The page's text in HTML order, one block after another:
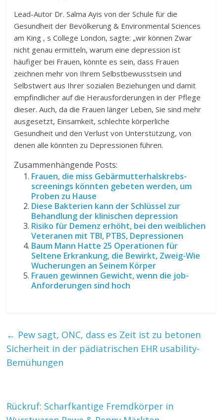
Lead-Autor Dr. Salma Ayis von der Schule für die
Gesundheit der Bevölkerung & Environmental Sciences
am King ‚ s College London, sagte: „wir können Zwar
nicht genau ermitteln, warum eine depression ist
häufiger bei Frauen, könnte es sein, dass Frauen
zeichnen mehr von Ihrem Selbstbewusstsein und
Selbstwert aus Ihrer sozialen Beziehungen und damit
empfindlicher auf die Herausforderungen in der Pflege
dieser. Auch, da die Frauen länger Leben, Sie sind mehr
ausgesetzt, Einsamkeit, schlechte körperliche
Gesundheit und den Verlust von Unterstützung, von
denen alle könnten zu Depressionen führen.
Zusammenhängende Posts:
Frauen, die miss Gebärmutterhalskrebs-
screenings könnten gebeten werden, um
Proben zu Hause
Diese Bakterien kann der Schlüssel zur
Behandlung der klinischen depression
Risiko für Demenz erhöht, bei den weiblichen
Veteranen mit TBI, PTBS, Depressionen
Baum Mann Hatte 25 Operationen für
Seltene Erkrankung, die Bewirkt, Zweig-Wie
Wucherungen an Seinem Körper
Frauen gewinnen Gewicht, wenn die job-
Anforderungen sind hoch
← Pew sagt, ONC, dass es Zeit ist zu betonen
Sicherheit in der pädiatrischen EHR usability-
Bemühungen
Rückruf: Scharfkantige Fremdkörper in